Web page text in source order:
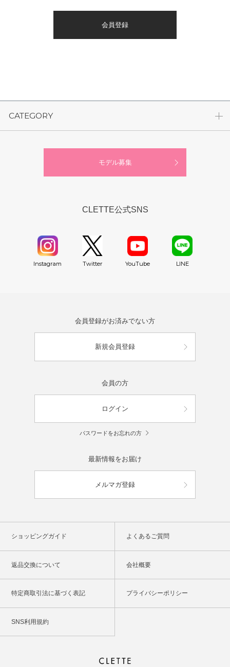
会員登録
CATEGORY
モデル募集
CLETTE公式SNS
Instagram Twitter YouTube LINE
会員登録がお済みでない方
新規会員登録
会員の方
ログイン
パスワードをお忘れの方
最新情報をお届け
メルマガ登録
ショッピングガイド よくあるご質問
返品交換について 会社概要
特定商取引法に基づく表記 プライバシーポリシー
SNS利用規約